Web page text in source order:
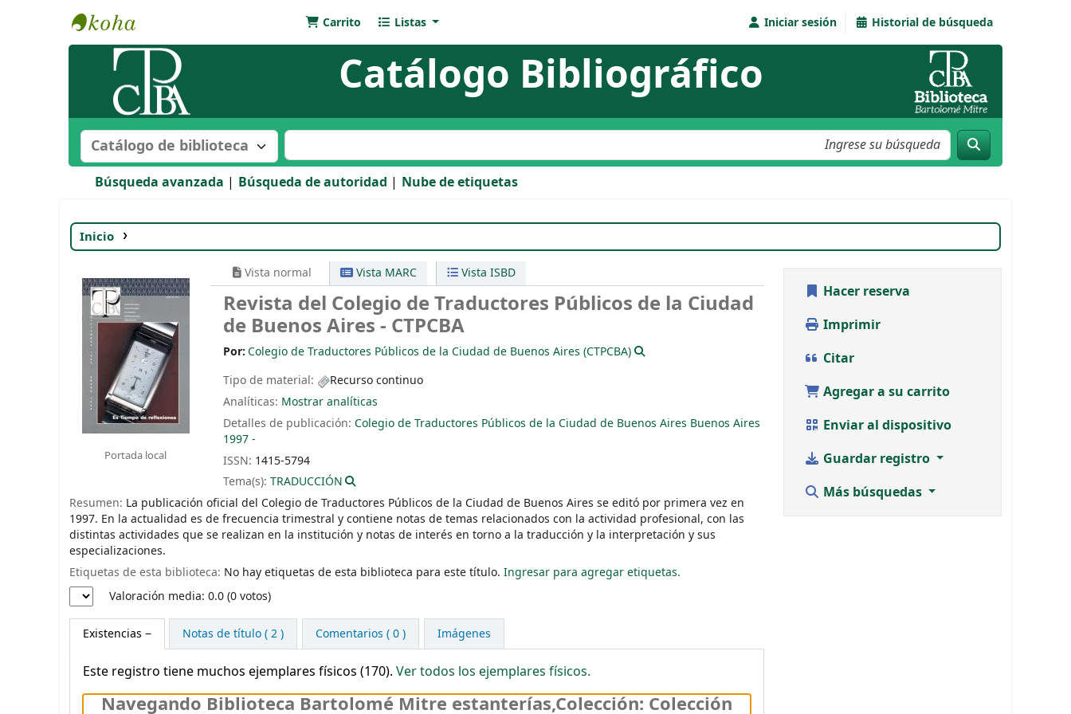
Biblioteca Bartolomé Mitre
Carrito Listas Iniciar sesión Historial de búsqueda
Catálogo Bibliográfico
Buscar en el catálogo por: Buscar en el catálogo
Búsqueda avanzada Búsqueda de autoridad Nube de etiquetas
Inicio
Portada local
Vista normal Vista MARC Vista ISBD
Revista del Colegio de Traductores Públicos de la Ciudad
de Buenos Aires - CTPCBA
Por:Colegio de Traductores Públicos de la Ciudad de Buenos Aires (CTPCBA)
Tipo de material:
Recurso continuo
Analíticas: Mostrar analíticas
Detalles de publicación: Colegio de Traductores Públicos de la Ciudad de Buenos Aires Buenos Aires
1997 -
ISSN: 1415-5794
Tema(s): TRADUCCIÓN
Resumen: La publicación oficial del Colegio de Traductores Públicos de la Ciudad de Buenos Aires se editó por primera vez en
1997. En la actualidad es de frecuencia trimestral y contiene notas de temas relacionados con la actividad profesional, con las
distintas actividades que se realizan en la institución y notas de interés en torno a la traducción y la interpretación y sus
especializaciones.
Etiquetas de esta biblioteca: No hay etiquetas de esta biblioteca para este título. Ingresar para agregar etiquetas.
Valoración
Valoración media: 0.0 (0 votos)
Existencias Notas de título ( 2 ) Comentarios ( 0 ) Imágenes
Este registro tiene muchos ejemplares físicos (170). Ver todos los ejemplares físicos.
Navegando Biblioteca Bartolomé Mitre estanterías,Colección: Colección
Hacer reserva
Imprimir
Citar
Agregar a su carrito
Enviar al dispositivo
Guardar registro
Más búsquedas